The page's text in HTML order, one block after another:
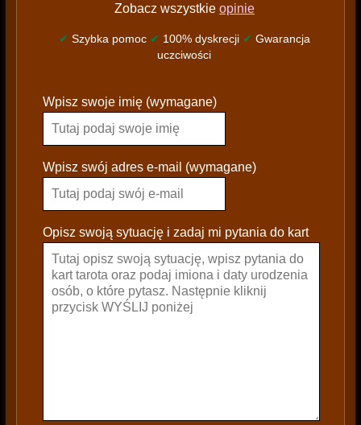
Zobacz wszystkie opinie
✔ Szybka pomoc ✔ 100% dyskrecji ✔ Gwarancja
uczciwości
l
a
s
e
a
e
Wpisz swoje imię (wymagane)
Wpisz swój adres e-mail (wymagane)
Opisz swoją sytuację i zadaj mi pytania do kart